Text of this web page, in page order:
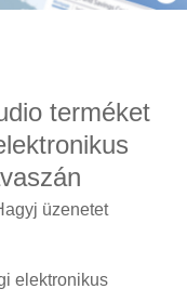
terméket
üzenetet
elektronikus